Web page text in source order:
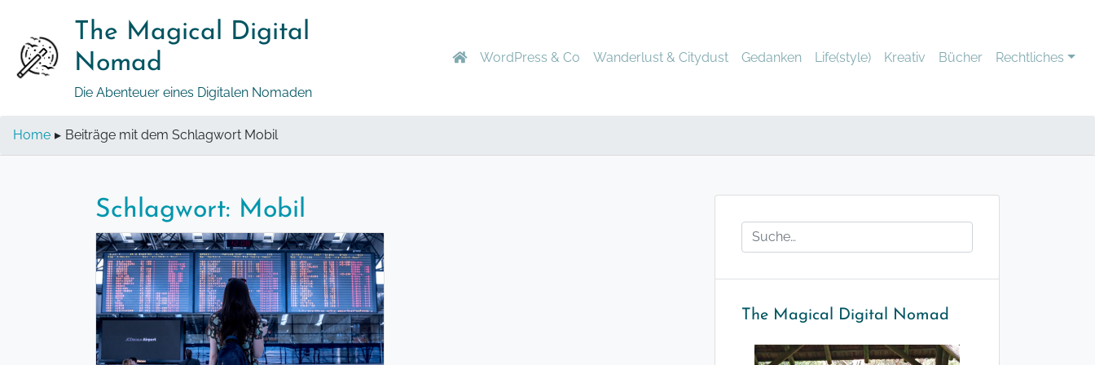
Inhalt
The Magical Digital
Nomad
Die Abenteuer eines Digitalen Nomaden
WordPress & Co Wanderlust & Citydust Gedanken Life(style) Kreativ Bücher Rechtliches
Home ▸ Beiträge mit dem Schlagwort Mobil
Schlagwort: Mobil
The Magical Digital Nomad